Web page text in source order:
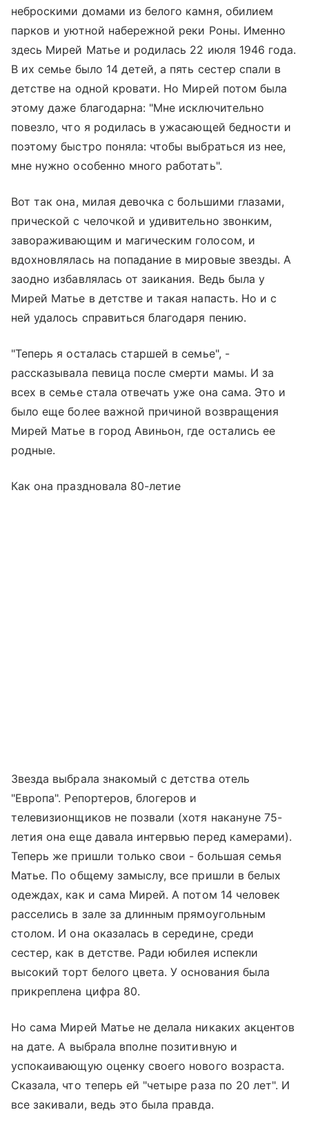
неброскими домами из белого камня, обилием
парков и уютной набережной реки Роны. Именно
здесь Мирей Матье и родилась 22 июля 1946 года.
В их семье было 14 детей, а пять сестер спали в
детстве на одной кровати. Но Мирей потом была
этому даже благодарна: "Мне исключительно
повезло, что я родилась в ужасающей бедности и
поэтому быстро поняла: чтобы выбраться из нее,
мне нужно особенно много работать".
Вот так она, милая девочка с большими глазами,
прической с челочкой и удивительно звонким,
завораживающим и магическим голосом, и
вдохновлялась на попадание в мировые звезды. А
заодно избавлялась от заикания. Ведь была у
Мирей Матье в детстве и такая напасть. Но и с
ней удалось справиться благодаря пению.
"Теперь я осталась старшей в семье", -
рассказывала певица после смерти мамы. И за
всех в семье стала отвечать уже она сама. Это и
было еще более важной причиной возвращения
Мирей Матье в город Авиньон, где остались ее
родные.
Как она праздновала 80-летие
Звезда выбрала знакомый с детства отель
"Европа". Репортеров, блогеров и
телевизионщиков не позвали (хотя накануне 75-
летия она еще давала интервью перед камерами).
Теперь же пришли только свои - большая семья
Матье. По общему замыслу, все пришли в белых
одеждах, как и сама Мирей. А потом 14 человек
расселись в зале за длинным прямоугольным
столом. И она оказалась в середине, среди
сестер, как в детстве. Ради юбилея испекли
высокий торт белого цвета. У основания была
прикреплена цифра 80.
Но сама Мирей Матье не делала никаких акцентов
на дате. А выбрала вполне позитивную и
успокаивающую оценку своего нового возраста.
Сказала, что теперь ей "четыре раза по 20 лет". И
все закивали, ведь это была правда.